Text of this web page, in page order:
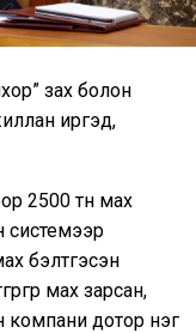
зах болон
иргэд,
2500 тн мах
системээр
бэлтгэсэн
мах зарсан,
компани дотор нэг